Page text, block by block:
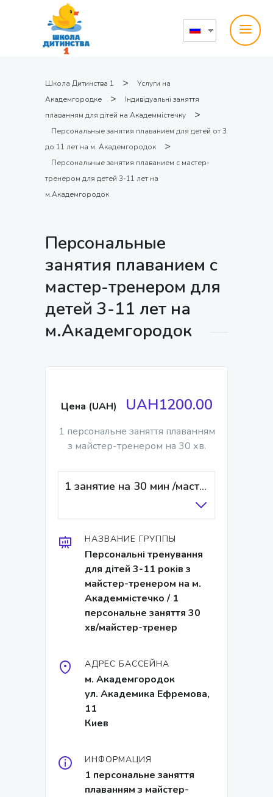
Школа Дитинства 1 >
Услуги на
Академгородке
>
Індивідуальні заняття
плаванням для дітей на Академмістечку
>
Персональные занятия плаванием для детей от 3
до 11 лет на м. Академгородок
>
Персональные занятия плаванием с мастер-
тренером для детей 3-11 лет на
м.Академгородок
Персональные
занятия плаванием с
мастер-тренером для
детей 3-11 лет на
м.Академгородок
Цена (UAH) UAH1200.00
1 персональне заняття плаванням
з майстер-тренером на 30 хв.
1 занятие на 30 мин /мастер-тренер
НАЗВАНИЕ ГРУППЫ
Персональні тренування
для дітей 3-11 років з
майстер-тренером на м.
Академмістечко / 1
персональне заняття 30
хв/майстер-тренер
АДРЕС БАССЕЙНА
м. Академгородок
ул. Академика Ефремова,
11
Киев
ИНФОРМАЦИЯ
1 персональне заняття
плаванням з майстер-